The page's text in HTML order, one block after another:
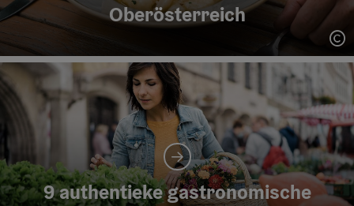
Oberösterreich
9 authentieke gastronomische